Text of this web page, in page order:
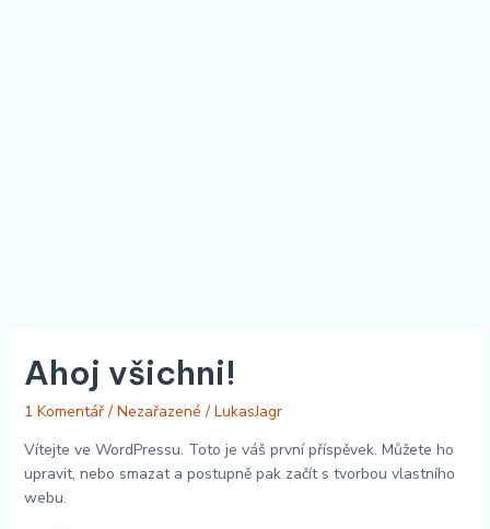
Ahoj všichni!
1 Komentář / Nezařazené / LukasJagr
Vítejte ve WordPressu. Toto je váš první příspěvek. Můžete ho
upravit, nebo smazat a postupně pak začít s tvorbou vlastního
webu.
Ahoj
všichni!